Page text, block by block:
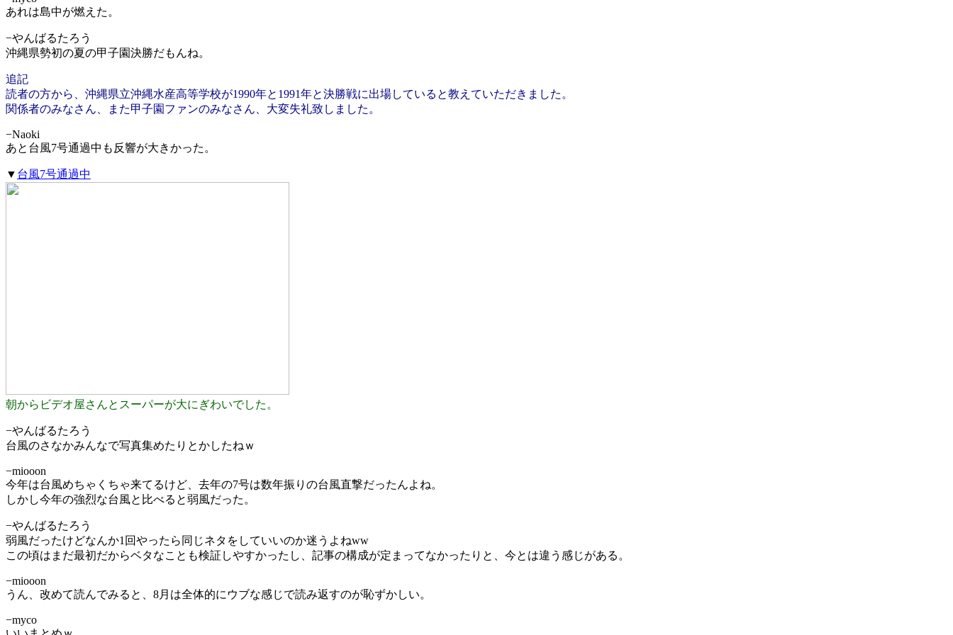
あれは島中が燃えた。
−やんばるたろう
沖縄県勢初の夏の甲子園決勝だもんね。
追記
読者の方から、沖縄県立沖縄水産高等学校が1990年と1991年と決勝戦に出場していると教えていただきました。
関係者のみなさん、また甲子園ファンのみなさん、大変失礼致しました。
−Naoki
あと台風7号通過中も反響が大きかった。
▼ 台風7号通過中
朝からビデオ屋さんとスーパーが大にぎわいでした。
−やんばるたろう
台風のさなかみんなで写真集めたりとかしたねｗ
−miooon
今年は台風めちゃくちゃ来てるけど、去年の7号は数年振りの台風直撃だったんよね。
しかし今年の強烈な台風と比べると弱風だった。
−やんばるたろう
弱風だったけどなんか1回やったら同じネタをしていいのか迷うよねww
この頃はまだ最初だからベタなことも検証しやすかったし、記事の構成が定まってなかったりと、今とは違う感じがある。
−miooon
うん、改めて読んでみると、8月は全体的にウブな感じで読み返すのが恥ずかしい。
−myco